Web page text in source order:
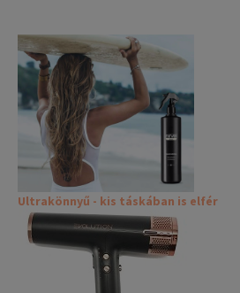
Ultrakönnyű - kis táskában is elfér